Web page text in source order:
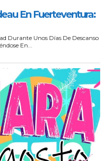
En Fuerteventura:
Durante Unos Días De Descanso
En...